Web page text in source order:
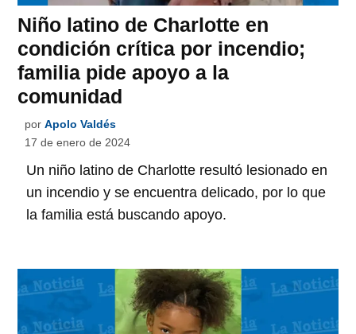
Niño latino de Charlotte en
condición crítica por incendio;
familia pide apoyo a la
comunidad
por Apolo Valdés
17 de enero de 2024
Un niño latino de Charlotte resultó lesionado en
un incendio y se encuentra delicado, por lo que
la familia está buscando apoyo.